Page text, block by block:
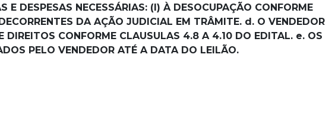
E DESPESAS NECESSÁRIAS: (I) À DESOCUPAÇÃO CONFORME
DA AÇÃO JUDICIAL EM TRÂMITE. d. O VENDEDOR
DIREITOS CONFORME CLAUSULAS 4.8 A 4.10 DO EDITAL. e. OS
PELO VENDEDOR ATÉ A DATA DO LEILÃO.